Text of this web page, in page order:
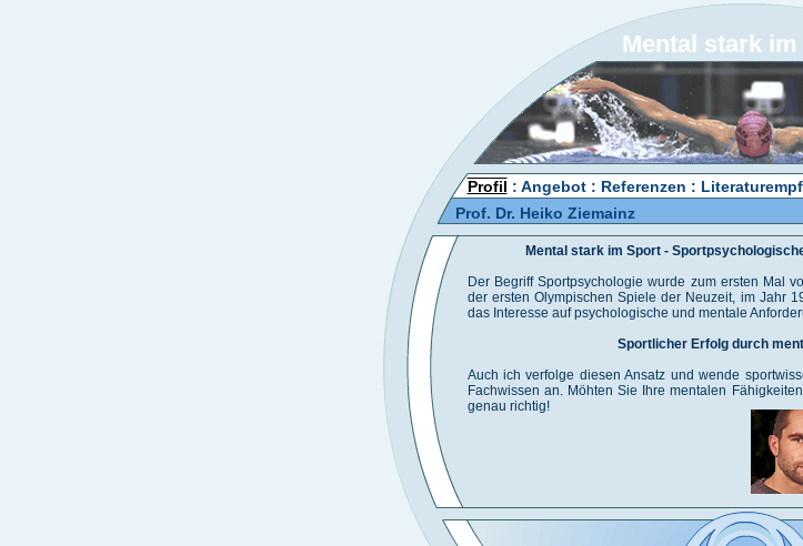
Mental stark
Profil : Angebot : Referenzen :
Prof. Dr. Heiko Ziemainz
Mental stark im Sport -
Der Begriff Sportpsychologie wurde zum ersten Mal
der ersten Olympischen Spiele der Neuzeit, im Jahr
das Interesse auf psychologische und mentale
Sportlicher Erfolg durch
Auch ich verfolge diesen Ansatz und wende
Fachwissen an. Möhten Sie Ihre mentalen
genau richtig!